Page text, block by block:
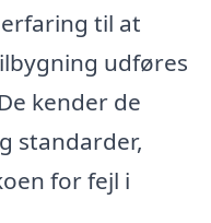
til at
udføres
kender de
standarder,
for fejl i